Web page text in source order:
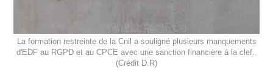
La formation restreinte de la Cnil a souligné plusieurs manquements
d'EDF au RGPD et au CPCE avec une sanction financière à la clef..
(Crédit D.R)